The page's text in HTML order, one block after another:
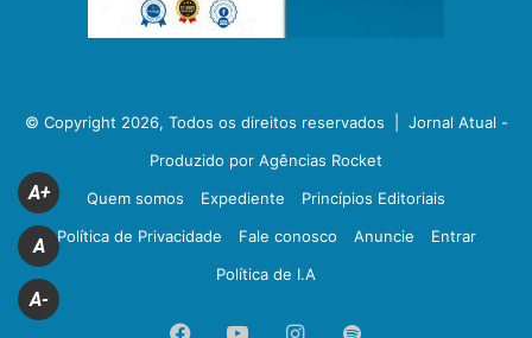
© Copyright 2026, Todos os direitos reservados | Jornal Atual -
Produzido por Agências Rocket
Quem somos
Expediente
Princípios Editoriais
Política de Privacidade
Fale conosco Anuncie
Entrar
Política de I.A
FacebookYouTubeInstagram
Spotify
A+
A
A-